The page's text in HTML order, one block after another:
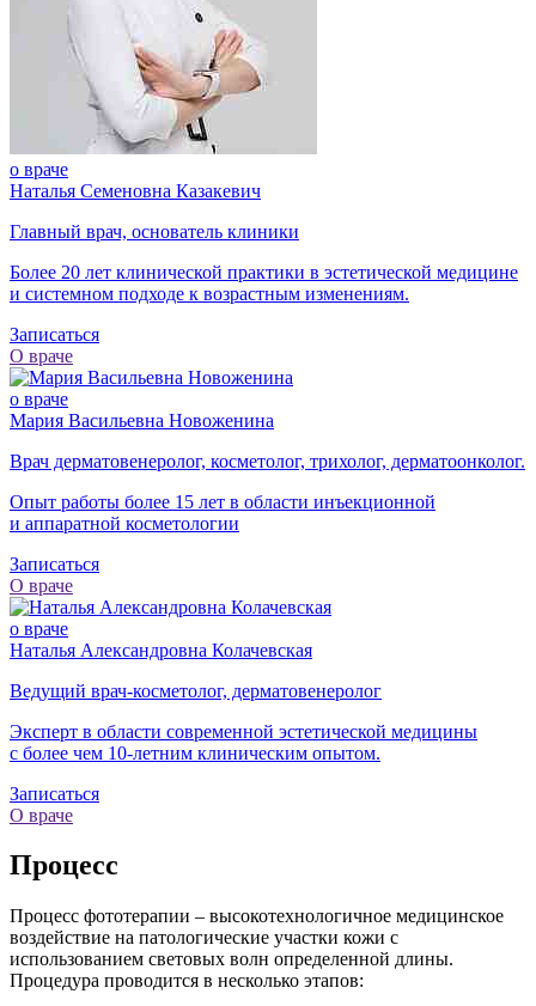
о враче
Наталья Семеновна Казакевич
Главный врач, основатель клиники
Более 20 лет клинической практики в эстетической медицине
и системном подходе к возрастным изменениям.
Записаться
О враче
о враче
Мария Васильевна Новоженина
Врач дерматовенеролог, косметолог, трихолог, дерматоонколог.
Опыт работы более 15 лет в области инъекционной
и аппаратной косметологии
Записаться
О враче
о враче
Наталья Александровна Колачевская
Ведущий врач-косметолог, дерматовенеролог
Эксперт в области современной эстетической медицины
с более чем 10-летним клиническим опытом.
Записаться
О враче
Процесс
Процесс фототерапии – высокотехнологичное медицинское
воздействие на патологические участки кожи с
использованием световых волн определенной длины.
Процедура проводится в несколько этапов: